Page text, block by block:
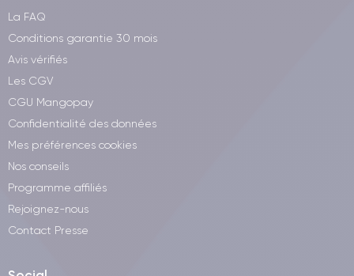
La FAQ
Conditions garantie 30 mois
Avis vérifiés
Les CGV
CGU Mangopay
Confidentialité des données
Mes préférences cookies
Nos conseils
Programme affiliés
Rejoignez-nous
Contact Presse